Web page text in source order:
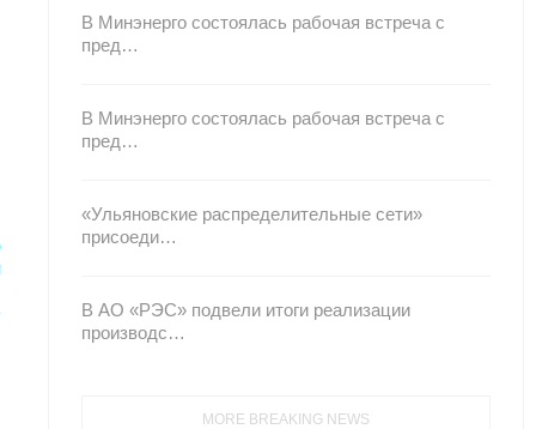
В Минэнерго состоялась рабочая встреча с
пред…
В Минэнерго состоялась рабочая встреча с
пред…
«Ульяновские распределительные сети»
присоеди…
В АО «РЭС» подвели итоги реализации
производс…
MORE BREAKING NEWS